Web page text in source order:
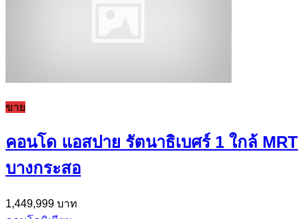
ขาย
คอนโด แอสปาย รัตนาธิเบศร์ 1 ใกล้ MRT
บางกระสอ
1,449,999 บาท